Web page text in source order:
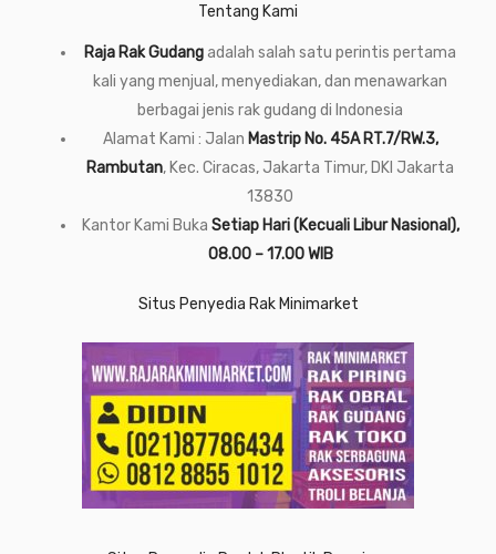
Tentang Kami
Raja Rak Gudangadalah salah satu perintis pertama
kali yang menjual, menyediakan, dan menawarkan
berbagai jenis rak gudang di Indonesia
Alamat Kami : Jalan Mastrip No. 45A RT.7/RW.3,
Rambutan, Kec. Ciracas, Jakarta Timur, DKI Jakarta
13830
Kantor Kami Buka Setiap Hari (Kecuali Libur Nasional),
08.00 – 17.00 WIB
Situs Penyedia Rak Minimarket